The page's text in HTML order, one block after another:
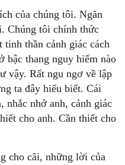
của chúng tôi. Ngăn
Chúng tôi chính thức
tinh thần cảnh giác cách
bậc thang nguy hiểm nào
vậy. Rất ngu ngơ về lập
ta đây hiểu biết. Cái
nhắc nhở anh, cảnh giác
cho anh. Cần thiết cho
cho cãi, những lời của